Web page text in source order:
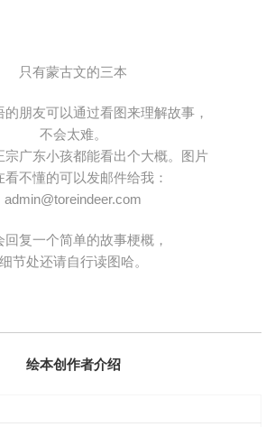
只有蒙古文的三本
的朋友可以通过看图来理解故事，
不会太难。
宗广东小孩都能看出个大概。图片
看不懂的可以发邮件给我：
admin@toreindeer.com
回复一个简单的故事梗概，
细节处还请自行读图哈。
绘本创作者介绍